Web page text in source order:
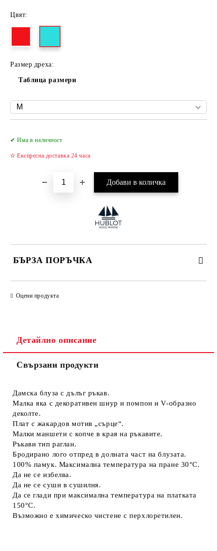
Цвят:
Размер дреха:
Таблица размери
✔ Има в наличност
✫ Експресна доставка 24 часа
БЪРЗА ПОРЪЧКА
Ние ще се свържем с вас в рамките на работния ден.
Оцени продукта
Детайлно описание
Свързани продукти
Дамска блуза с дълъг ръкав.
Малка яка с декоративен шнур и помпон и V-образно
деколте.
Плат с жакардов мотив „сърце“.
Малки маншети с копче в края на ръкавите.
Ръкави тип раглан.
Бродирано лого отпред в долната част на блузата.
100% памук. Максимална температура на пране 30°C.
Да не се избелва.
Да не се суши в сушилня.
Да се глади при максимална температура на платката
150°C.
Възможно е химическо чистене с перхлоретилен.